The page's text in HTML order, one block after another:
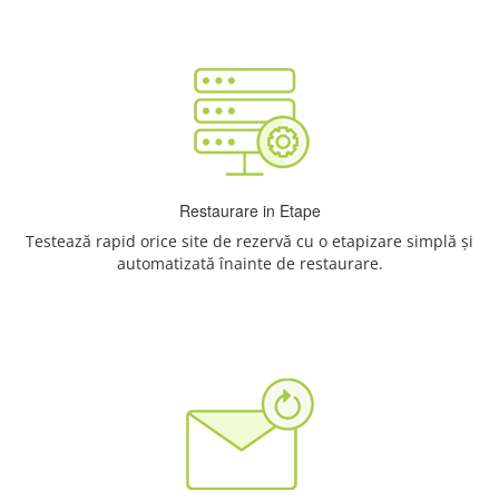
Restaurare in Etape
Testează rapid orice site de rezervă cu o etapizare simplă și
automatizată înainte de restaurare.